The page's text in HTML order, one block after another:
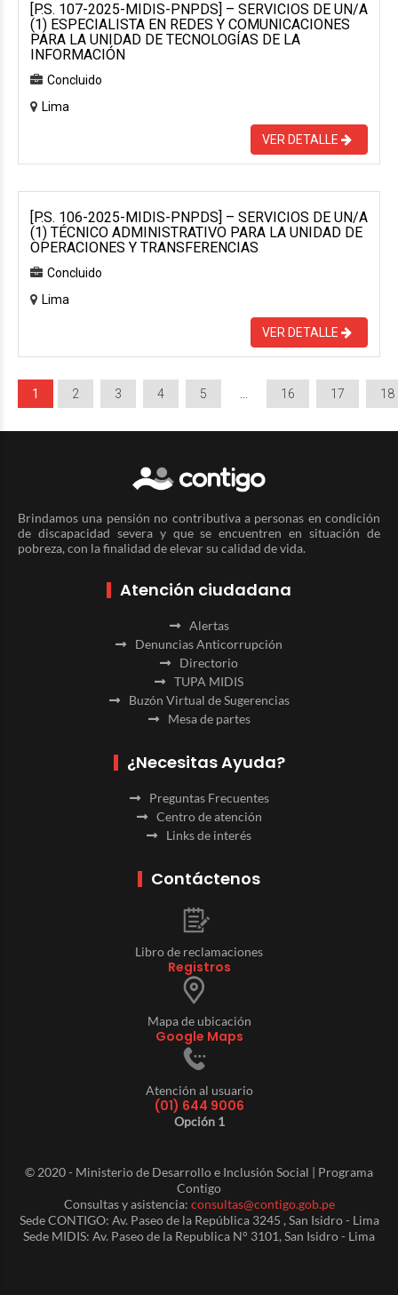
[P.S. 107-2025-MIDIS-PNPDS] – SERVICIOS DE UN/A
(1) ESPECIALISTA EN REDES Y COMUNICACIONES
PARA LA UNIDAD DE TECNOLOGÍAS DE LA
INFORMACIÓN
Concluido
Lima
VER DETALLE
[P.S. 106-2025-MIDIS-PNPDS] – SERVICIOS DE UN/A
(1) TÉCNICO ADMINISTRATIVO PARA LA UNIDAD DE
OPERACIONES Y TRANSFERENCIAS
Concluido
Lima
VER DETALLE
1 2 3 4 5 16 17 18
Brindamos una pensión no contributiva a personas en condición
de discapacidad severa y que se encuentren en situación de
pobreza, con la finalidad de elevar su calidad de vida.
Atención ciudadana
Alertas
Denuncias Anticorrupción
Directorio
TUPA MIDIS
Buzón Virtual de Sugerencias
Mesa de partes
¿Necesitas Ayuda?
Preguntas Frecuentes
Centro de atención
Links de interés
Contáctenos
Libro de reclamaciones
Registros
Mapa de ubicación
Google Maps
Atención al usuario
(01) 644 9006
Opción 1
© 2020 - Ministerio de Desarrollo e Inclusión Social | Programa
Contigo
Consultas y asistencia: consultas@contigo.gob.pe
Sede CONTIGO: Av. Paseo de la República 3245 , San Isidro - Lima
Sede MIDIS: Av. Paseo de la Republica N° 3101, San Isidro - Lima